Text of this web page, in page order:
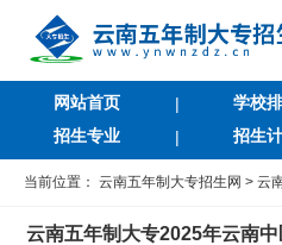
网站首页 | 学校
招生专业
| 招生
当前位置： 云南五年制大专招生网 > 云
云南五年制大专2025年云南